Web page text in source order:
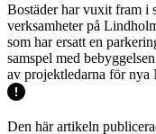
Bostäder har vuxit fram i
verksamheter på
som har ersatt en
samspel med
av projektledarna för nya
Den här artikeln